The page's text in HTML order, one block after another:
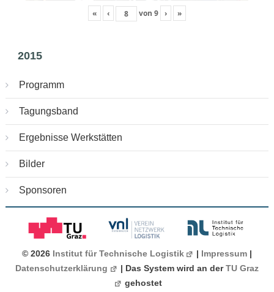
« ‹ von 9 › »
2015
Programm
Tagungsband
Ergebnisse Werkstätten
Bilder
Sponsoren
© 2026 Institut für Technische Logistik Impressum
Datenschutzerklärung
| Das System wird an der TU Graz
gehostet